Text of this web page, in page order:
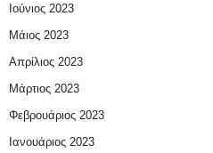
Ιούνιος 2023
Μάιος 2023
Απρίλιος 2023
Μάρτιος 2023
Φεβρουάριος 2023
Ιανουάριος 2023